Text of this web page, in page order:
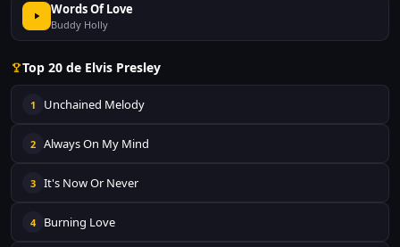
Words Of Love
Buddy Holly
Top 20 de Elvis Presley
1 Unchained Melody
2 Always On My Mind
3 It's Now Or Never
4 Burning Love